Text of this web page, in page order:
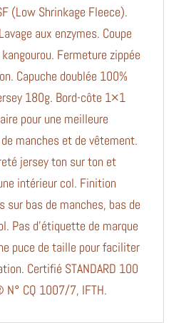
(Low Shrinkage Fleece).
aux enzymes. Coupe
Fermeture zippée
Capuche doublée 100%
180g. Bord-côte 1×1
pour une meilleure
manches et de vêtement.
jersey ton sur ton et
intérieur col. Finition
sur bas de manches, bas de
Pas d’étiquette de marque
puce de taille pour faciliter
Certifié STANDARD 100
N° CQ 1007/7, IFTH.